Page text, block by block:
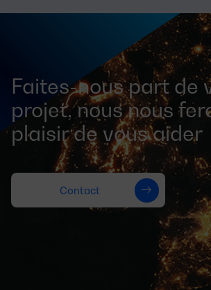
Faites-nous part de
projet, nous nous
plaisir de vous aider
Contact